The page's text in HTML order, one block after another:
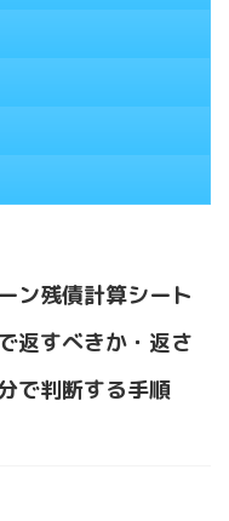
ン残債計算シート
返すべきか・返さ
で判断する手順